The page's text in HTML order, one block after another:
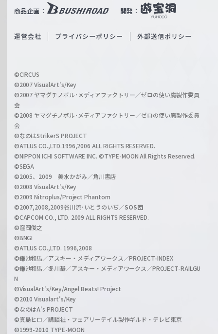
ß
c
a
r
z
商品企画： 開発：
b
O
i
l
h
a
n
l
運営会社 プライバシーポリシー 外部送信ポリシー
©CIRCUS
©2007 VisualArt's/Key
©2007 ヤマグチノボル･メディアファクトリー／ゼロの使い魔製作委員
会
©2008 ヤマグチノボル･メディアファクトリー／ゼロの使い魔製作委員
会
©なのはStrikerS PROJECT
©ATLUS CO.,LTD.1996,2006 ALL RIGHTS RESERVED.
©NIPPON ICHI SOFTWARE INC. ©TYPE-MOON All Rights Reserved.
©SEGA
©2005、2009 美水かがみ／角川書店
©2008 VisualArt's/Key
©2009 Nitroplus/Project Phantom
©2007,2008,2009谷川流･いとうのいぢ／SOS団
©CAPCOM CO., LTD. 2009 ALL RIGHTS RESERVED.
©窪岡俊之
©BNGI
©ATLUS CO.,LTD. 1996,2008
©鎌池和馬／アスキー・メディアワークス／PROJECT-INDEX
©鎌池和馬／冬川基／アスキー・メディアワークス／PROJECT-RAILGU
N
©VisualArt's/Key/Angel Beats! Project
©2010 Visualart's/Key
©なのはA's PROJECT
©真島ヒロ／講談社・フェアリーテイル製作ギルド・テレビ東京
©1999-2010 TYPE-MOON